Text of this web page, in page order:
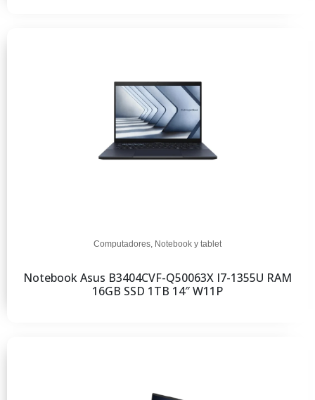
Computadores, Notebook y tablet
Notebook Asus B3404CVF-Q50063X I7-1355U RAM
16GB SSD 1TB 14″ W11P